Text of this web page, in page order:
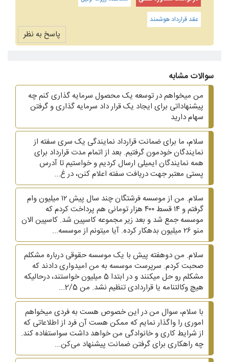
عقد قرارداد هوشمند
پاسخ به نظر
سوالات مشابه
من میخواهم در توسعه یک محصول سرمایه گذاری کنم چه
پیشنهاداتی برای ایجاد یک قرار داد سرمایه گذاری و گرفتن
سهام دارید
سلام، ما برای ضمانت قرارداد نمایندگی یک سری سفته از
نمایندگان خودمون گرفتیم. بعد از اتمام مدت قرارداد برای
همه نمایندگان ایمیلی ارسال کردیم و خواستیم تا آدرس
پستی معتبر جهت دریافت سفته اعلام کنن، در غ...
سلام. من از موسسه فرشتگان چند سال پیش ۱۲ میلیون وام
گرفتم و ۱۴ قسط ۴۰۰ هزار تومانی هم پرداخت کردم که
موسسه جمع شد و بعد زیر مجموعه کاسپین شد. کاسپین الان
منو ۲۶ میلیون بدهکار کرده. آیا میتونم از موسسه...
سلام. من دوهفته پیش با یک موسسه حقوقی درباره مشکلم
صحبت کردم. سرپرست موسسه به من امیدواری دادند که
مشکلم رو حل میکنند و در ابتدا 5 میلیون خواستند، درحالیکه
هیچ وکالتنامه یا قراردادی تنظیم نشد. من 2/5...
با سلام، سوال من در این خصوص هست به فردی میخواهم
اموری را واگذار نمایم که ممکن هست آن فرد از اطلاعاتی که
از شرایط کاری و خانوادگی من خواهد داشت سواستفاده کند.
چه راهکاری برای گرفتن ضمانت پیشنهاد می‌کن...